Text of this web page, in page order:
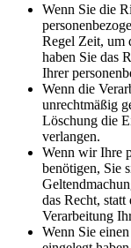
Wenn Sie die
Regel Zeit, um
haben Sie das
Ihrer
Wenn die
unrechtmäßig
Löschung die
verlangen.
Wenn wir Ihre
benötigen, Sie
das Recht,
Verarbeitung
Wenn Sie